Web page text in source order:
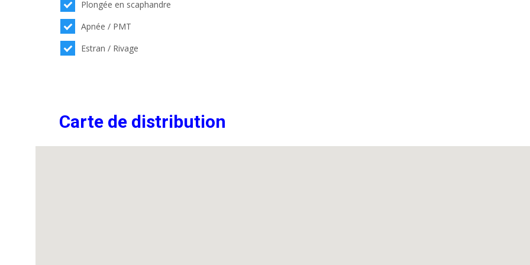
Plongée en scaphandre
Apnée / PMT
Estran / Rivage
Carte de distribution